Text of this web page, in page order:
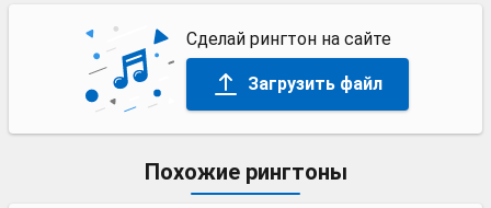
Сделай рингтон на сайте
Загрузить файл
Похожие рингтоны